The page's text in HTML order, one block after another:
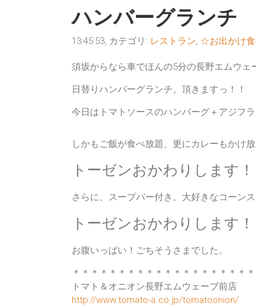
ハンバーグランチ
13:45:53, カテゴリ: レストラン, ☆お出かけ食
須坂からなら車でほんの5分の長野エムウェ
日替りハンバーグランチ。頂きますっ！！
今日はトマトソースのハンバーグ＋アジフ
しかも ご飯が食べ放題、更にカレーもかけ
トーゼンおかわりします！
さらに、 スープバー付き 。大好きなコーン
トーゼンおかわりします！
お腹いっぱい！ ごちそうさまでした。
＊＊＊＊＊＊＊＊＊＊＊＊＊＊＊＊＊＊＊＊
トマト＆オニオン長野エムウェーブ前店
http://www.tomato-a.co.jp/tomatoonion/